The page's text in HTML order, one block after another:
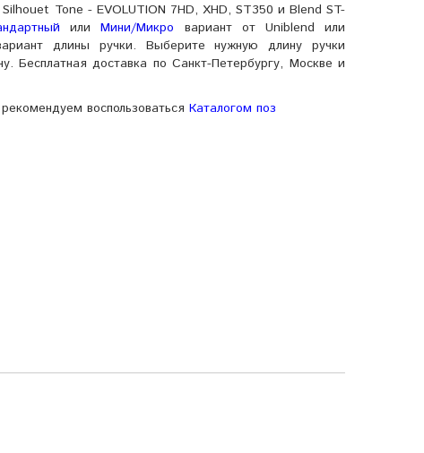
Tone - EVOLUTION 7HD, XHD, ST350 и Blend ST-
илиМини/Микро вариант от Uniblend или
длины ручки. Выберите нужную длину ручки
Бесплатная доставка по Санкт-Петербургу, Москве и
воспользоваться Каталогом поз